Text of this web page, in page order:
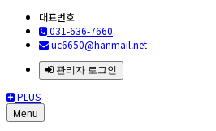
대표번호
031-636-7660
uc6650@hanmail.net
관리자 로그인
PLUS
Menu